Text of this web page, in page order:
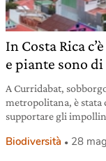
In Costa Rica
e piante sono di
A Curridabat,
metropolitana, è stata
supportare gli
Biodiversità 28